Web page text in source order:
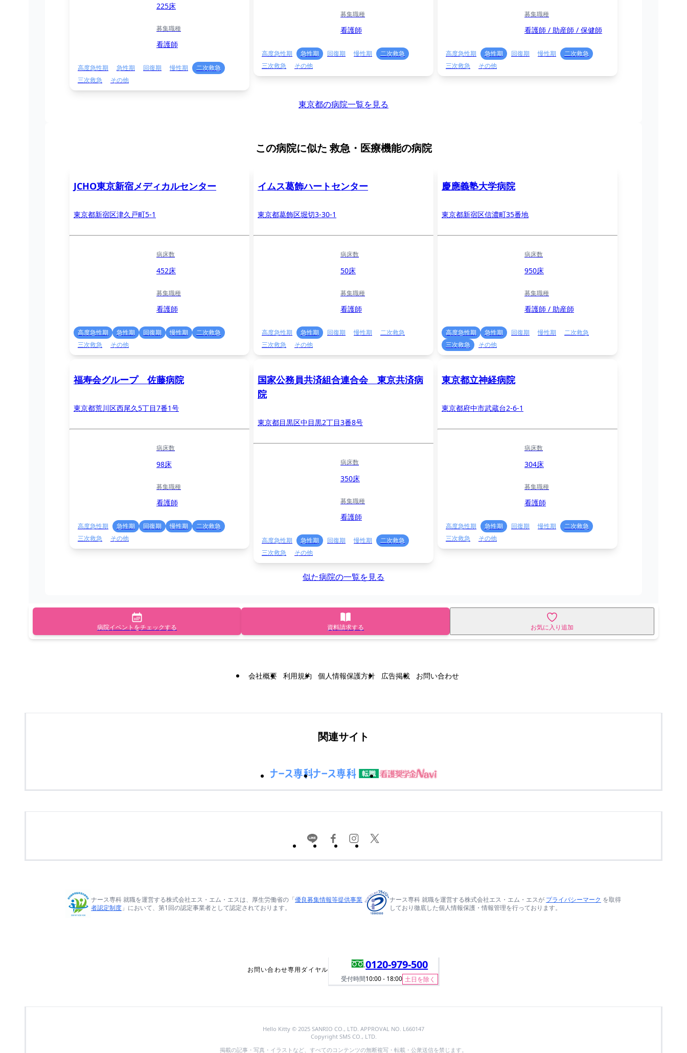
225床
募集職種
看護師
高度急性期 急性期 回復期 慢性期
二次救急
三次救急
その他
募集職種
看護師
高度急性期 急性期 回復期 慢性期
二次救急
三次救急
その他
募集職種
看護師 / 助産師 / 保健師
高度急性期 急性期 回復期 慢性期
二次救急
三次救急
その他
東京都の病院一覧を見る
この病院に似た 救急・医療機能の病院
JCHO東京新宿メディカルセンター
東京都新宿区津久戸町5-1
病床数
452床
募集職種
看護師
高度急性期 急性期 回復期 慢性期
二次救急
三次救急
その他
イムス葛飾ハートセンター
東京都葛飾区堀切3-30-1
病床数
50床
募集職種
看護師
高度急性期 急性期 回復期 慢性期
二次救急
三次救急
その他
慶應義塾大学病院
東京都新宿区信濃町35番地
病床数
950床
募集職種
看護師 / 助産師
高度急性期 急性期 回復期 慢性期
二次救急
三次救急
その他
福寿会グループ 佐藤病院
東京都荒川区西尾久5丁目7番1号
病床数
98床
募集職種
看護師
高度急性期 急性期 回復期 慢性期
二次救急
三次救急
その他
国家公務員共済組合連合会 東京共済病
院
東京都目黒区中目黒2丁目3番8号
病床数
350床
募集職種
看護師
高度急性期 急性期 回復期 慢性期
二次救急
三次救急
その他
東京都立神経病院
東京都府中市武蔵台2-6-1
病床数
304床
募集職種
看護師
高度急性期 急性期 回復期 慢性期
二次救急
三次救急
その他
似た病院の一覧を見る
病院イベントをチェックする 資料請求する お気に入り追加
会社概要 利用規約 個人情報保護方針 広告掲載 お問い合わせ
関連サイト
ナース専科 就職を運営する株式会社エス・エム・エスは、厚生労働省の「優良募集情報等提供事業
者認定制度 」において、第1回の認定事業者として認定されております。
ナース専科 就職を運営する株式会社エス・エム・エスが プライバシーマーク を取得
しており徹底した個人情報保護・情報管理を行っております。
お問い合わせ専用ダイヤル 0120-979-500
受付時間10:00 - 18:00 土日を除く
Hello Kitty © 2025 SANRIO CO., LTD. APPROVAL NO. L660147
Copyright SMS CO., LTD.
掲載の記事・写真・イラストなど、すべてのコンテンツの無断複写・転載・公衆送信を禁じます。